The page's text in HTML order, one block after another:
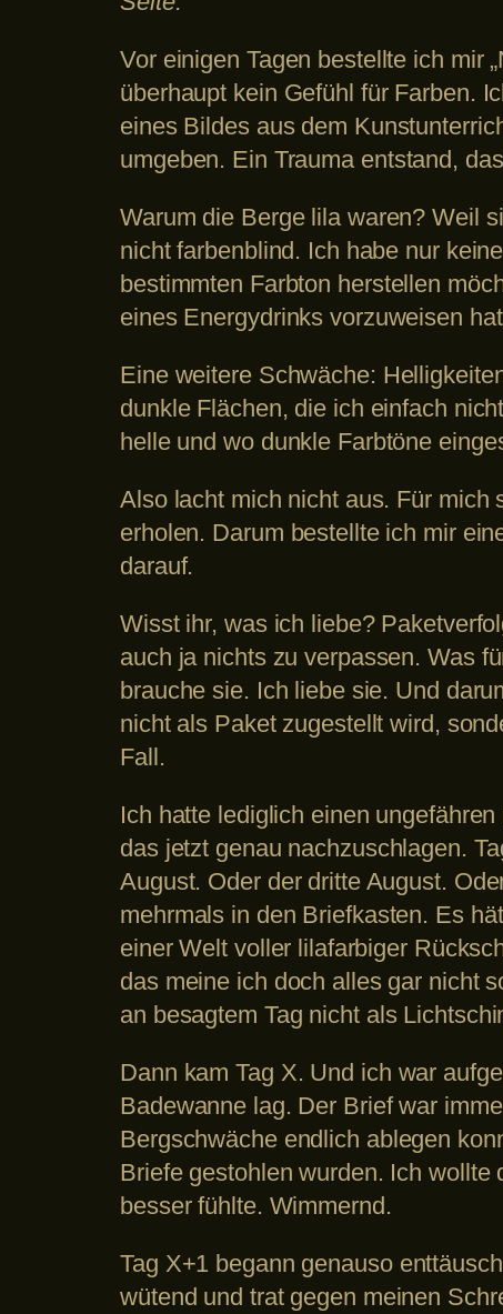
Vor einigen Tagen bestellte ich mir
überhaupt kein Gefühl für Farben.
eines Bildes aus dem
umgeben. Ein Trauma entstand,
Warum die Berge lila waren? Weil
nicht farbenblind. Ich habe nur
bestimmten Farbton herstellen
eines Energydrinks vorzuweisen
Eine weitere Schwäche:
dunkle Flächen, die ich einfach
helle und wo dunkle Farbtöne
Also lacht mich nicht aus. Für mich
erholen. Darum bestellte ich mir
darauf.
Wisst ihr, was ich liebe?
auch ja nichts zu verpassen. Was
brauche sie. Ich liebe sie. Und
nicht als Paket zugestellt wird,
Fall.
Ich hatte lediglich einen
das jetzt genau nachzuschlagen.
August. Oder der dritte August.
mehrmals in den Briefkasten. Es
einer Welt voller lilafarbiger
das meine ich doch alles gar nicht
an besagtem Tag nicht als
Dann kam Tag X. Und ich war
Badewanne lag. Der Brief war
Bergschwäche endlich ablegen
Briefe gestohlen wurden. Ich
besser fühlte. Wimmernd.
Tag X+1 begann genauso
wütend und trat gegen meinen